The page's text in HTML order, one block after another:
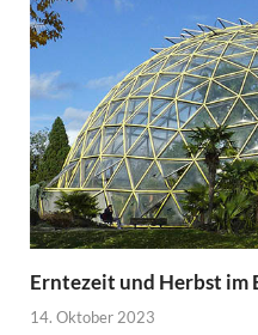
Erntezeit und Herbst im
14. Oktober 2023